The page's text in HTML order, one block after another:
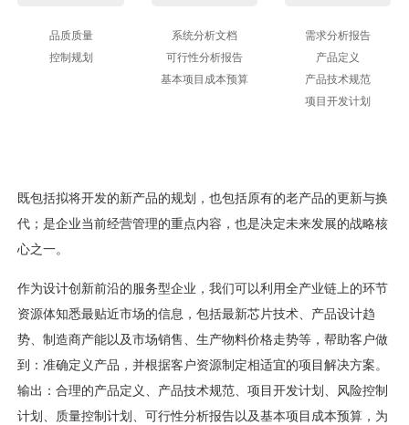
品质质量
控制规划
系统分析文档
可行性分析报告
基本项目成本预算
需求分析报告
产品定义
产品技术规范
项目开发计划
既包括拟将开发的新产品的规划，也包括原有的老产品的更新与换
代；是企业当前经营管理的重点内容，也是决定未来发展的战略核
心之一。
作为设计创新前沿的服务型企业，我们可以利用全产业链上的环节
资源体知悉最贴近市场的信息，包括最新芯片技术、产品设计趋
势、制造商产能以及市场销售、生产物料价格走势等，帮助客户做
到：准确定义产品，并根据客户资源制定相适宜的项目解决方案。
输出：合理的产品定义、产品技术规范、项目开发计划、风险控制
计划、质量控制计划、可行性分析报告以及基本项目成本预算，为